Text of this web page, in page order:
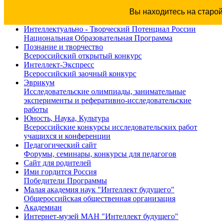
Вы находитесь на
Интеллектуально - Творческий Потенциал России
Национальная Образовательная Программа
Познание и творчество
Всероссийский открытый конкурс
Интеллект-Экспресс
Всероссийский заочный конкурс
Эврикум
Исследовательские олимпиады, занимательные
эксперименты и реферативно-исследовательские
работы
Юность, Наука, Культура
Всероссийские конкурсы исследовательских работ
учащихся и конференции
Педагогический сайт
Форумы, семинары, конкурсы для педагогов
Сайт для родителей
Ими гордится Россия
Победители Программы
Малая академия наук "Интеллект будущего"
Общероссийская общественная организация
Академиан
Интернет-музей МАН "Интеллект будущего"